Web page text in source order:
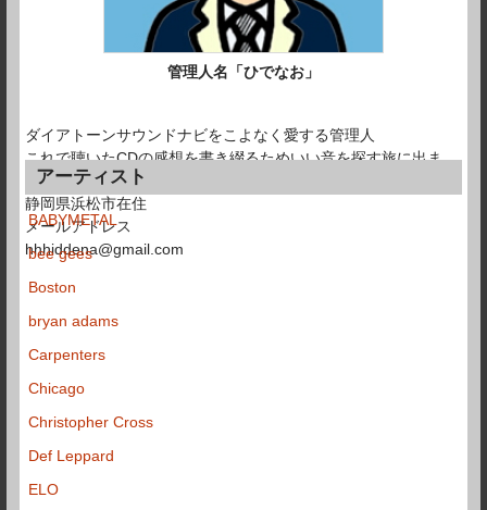
管理人名「ひでなお」
ダイアトーンサウンドナビをこよなく愛する管理人
これで聴いたCDの感想を書き綴るためいい音を探す旅に出ま
す。
静岡県浜松市在住
メールアドレス
hhhiddena@gmail.com
アーティスト
BABYMETAL
bee gees
Boston
bryan adams
Carpenters
Chicago
Christopher Cross
Def Leppard
ELO